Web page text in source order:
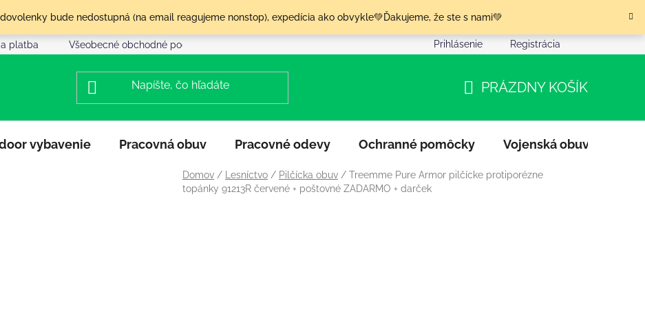
bude nedostupná (na email reagujeme nonstop), expedícia ako obvykle💚Ďakujeme, že ste s nami💚
platba Všeobecné obchodné podmienky Podmienky ochrany osobných údajov
Prihlásenie Registrácia
KOŠÍK
PRÁZDNY KOŠÍK
vybavenie Pracovná obuv Pracovné odevy Ochranné pomôcky Vojenská obuv
Domov / Lesníctvo / Pilčícka obuv / Treemme Pure Armor pilčícke protiporézne
topánky 91213R červené + poštovné ZADARMO + darček